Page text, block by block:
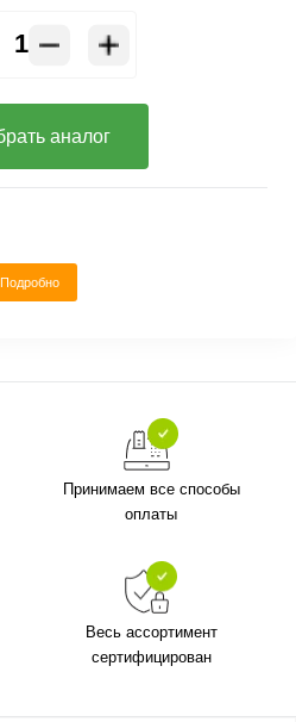
аналог
Подробно
Принимаем все способы
оплаты
Весь ассортимент
сертифицирован